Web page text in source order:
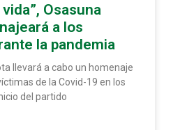
Osasuna
a los
la pandemia
llevará a cabo un homenaje
de la Covid-19 en los
del partido